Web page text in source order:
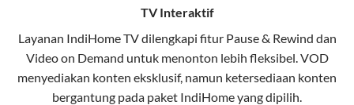
menggunakan kabel serat optik hingga ke rumah
pelanggan. Teknologi ini memiliki beberapa
keunggulan:
Kecepatan Tinggi
TV Interaktif
Layanan IndiHome TVdilengkapi fitur Pause & Rewind dan
Video on Demand untuk menonton lebih fleksibel. VOD
menyediakan konten eksklusif, namun ketersediaan konten
bergantung pada paket IndiHome yang dipilih.